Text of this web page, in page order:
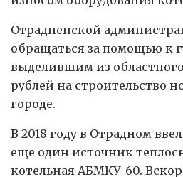
Отрадненской
обращаться за помощью к
выделившим из
рублей на строительство
городе.
В 2018 году в Отрадном
еще один источник
котельная АБМКУ-60.